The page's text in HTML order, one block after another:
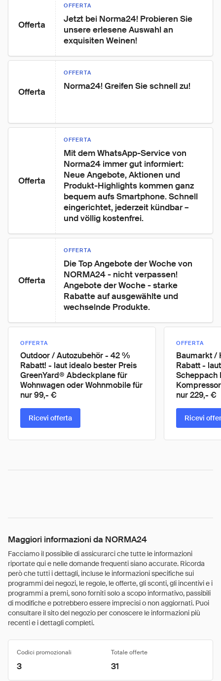
Offerta
OFFERTA
Jetzt bei Norma24! Probieren Sie
unsere erlesene Auswahl an
exquisiten Weinen!
Offerta
OFFERTA
Norma24! Greifen Sie schnell zu!
Offerta
OFFERTA
Mit dem WhatsApp-Service von
Norma24 immer gut informiert:
Neue Angebote, Aktionen und
Produkt-Highlights kommen ganz
bequem aufs Smartphone. Schnell
eingerichtet, jederzeit kündbar –
und völlig kostenfrei.
Offerta
OFFERTA
Die Top Angebote der Woche von
NORMA24 - nicht verpassen!
Angebote der Woche - starke
Rabatte auf ausgewählte und
wechselnde Produkte.
OFFERTA
Outdoor / Autozubehör - 42 %
Rabatt! - laut idealo bester Preis
GreenYard® Abdeckplane für
Wohnwagen oder Wohnmobile für
nur 99,- €
Ricevi offerta
OFFERTA
Baumarkt /
Rabatt -
Scheppach
nur 229,- €
Ricevi
Maggiori informazioni da NORMA24
Facciamo il possibile di assicurarci che tutte le informazioni
riportate qui e nelle domande frequenti siano accurate. Ricorda
però che tutti i dettagli, incluse le informazioni specifiche sui
programmi dei negozi, le regole, le offerte, gli sconti, gli incentivi e i
programmi a premi, sono forniti solo a scopo informativo, passibili
di modifiche e potrebbero essere imprecisi o non aggiornati. Puoi
consultare il sito del negozio per conoscere le informazioni più
recenti e i dettagli completi.
Codici promozionali Totale offerte
3 31